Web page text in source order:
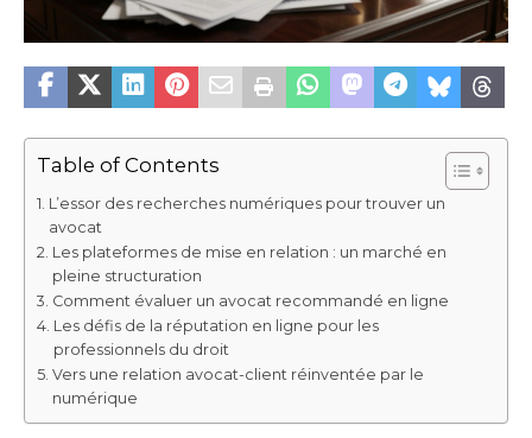
Table of Contents
L’essor des recherches numériques pour trouver un
avocat
Les plateformes de mise en relation : un marché en
pleine structuration
Comment évaluer un avocat recommandé en ligne
Les défis de la réputation en ligne pour les
professionnels du droit
Vers une relation avocat-client réinventée par le
numérique